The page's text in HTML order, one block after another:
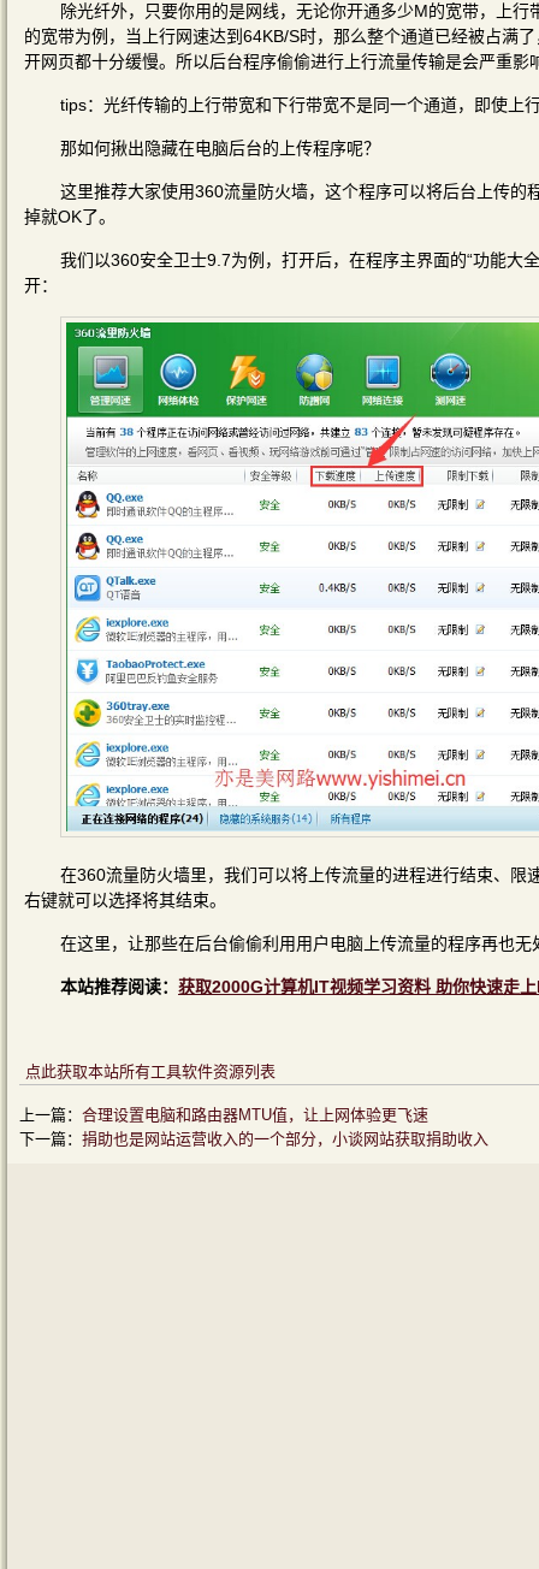
除光纤外，只要你用的是网线，无论你开通多少M的宽带，上
的宽带为例，当上行网速达到64KB/S时，那么整个通道已经被占满
开网页都十分缓慢。所以后台程序偷偷进行上行流量传输是会严重影
tips：光纤传输的上行带宽和下行带宽不是同一个通道，即使上
那如何揪出隐藏在电脑后台的上传程序呢？
这里推荐大家使用360流量防火墙，这个程序可以将后台上传
掉就OK了。
我们以360安全卫士9.7为例，打开后，在程序主界面的“功能大
开：
在360流量防火墙里，我们可以将上传流量的进程进行结束、
右键就可以选择将其结束。
在这里，让那些在后台偷偷利用用户电脑上传流量的程序再也无
本站推荐阅读： 获取2000G计算机IT视频学习资料 助你快速走
点此获取本站所有工具软件资源列表
上一篇： 合理设置电脑和路由器MTU值，让上网体验更飞速
下一篇： 捐助也是网站运营收入的一个部分，小谈网站获取捐助收入